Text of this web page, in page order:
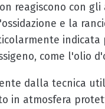
reagiscono con gli
e la
indicata
come l'olio
dalla tecnica
in atmosfera